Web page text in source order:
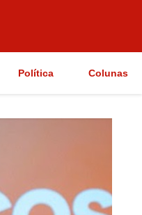
Política Colunas